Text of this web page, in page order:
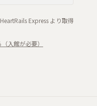
Express より取得
入館が必要）